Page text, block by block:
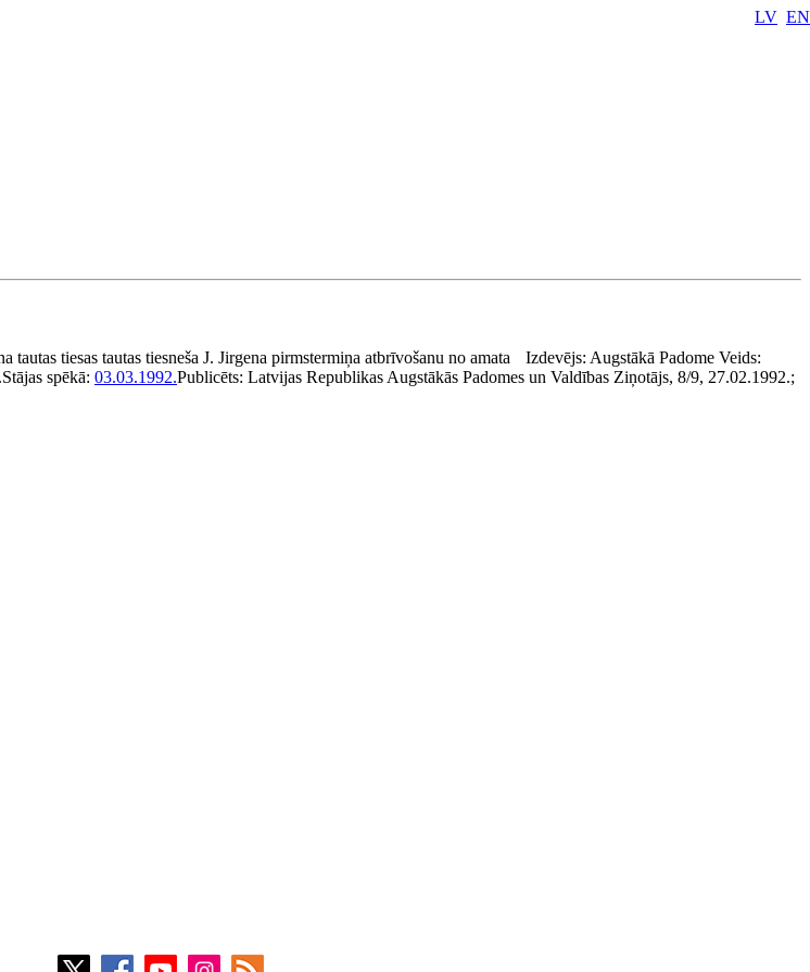
LV EN
tautas tiesas tautas tiesneša J. Jirgena pirmstermiņa atbrīvošanu no amata Izdevējs: Augstākā Padome Veids:
Stājas spēkā: 03.03.1992.Publicēts: Latvijas Republikas Augstākās Padomes un Valdības Ziņotājs, 8/9, 27.02.1992.;